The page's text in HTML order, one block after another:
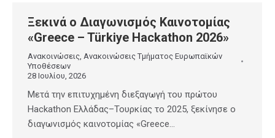
Ξεκινά ο Διαγωνισμός Καινοτομίας
«Greece – Türkiye Hackathon 2026»
Ανακοινώσεις, Ανακοινώσεις Τμήματος Ευρωπαϊκών
Υποθέσεων
28 Ιουλίου, 2026
Μετά την επιτυχημένη διεξαγωγή του πρώτου
Hackathon Ελλάδας–Τουρκίας το 2025, ξεκίνησε ο
διαγωνισμός καινοτομίας «Greece…